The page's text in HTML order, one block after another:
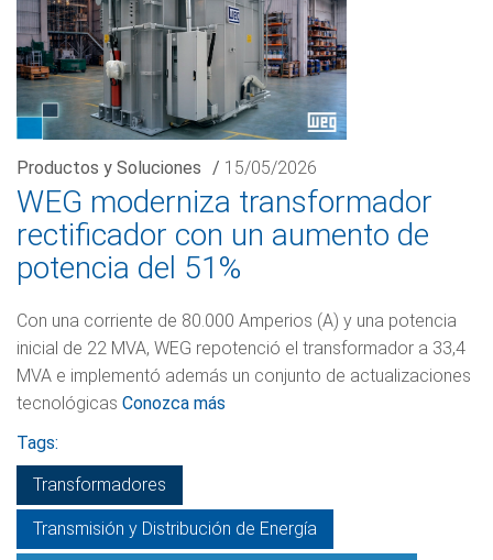
Productos y Soluciones / 15/05/2026
WEG moderniza transformador
rectificador con un aumento de
potencia del 51%
Con una corriente de 80.000 Amperios (A) y una potencia
inicial de 22 MVA, WEG repotenció el transformador a 33,4
MVA e implementó además un conjunto de actualizaciones
tecnológicas Conozca más
Tags:
Transformadores
Transmisión y Distribución de Energía